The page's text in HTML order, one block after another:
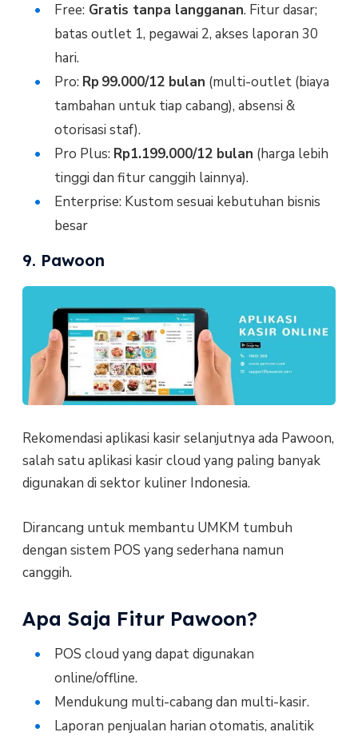
Free: Gratis tanpa langganan. Fitur dasar;
batas outlet 1, pegawai 2, akses laporan 30
hari.
Pro: Rp 99.000/12 bulan (multi-outlet (biaya
tambahan untuk tiap cabang), absensi &
otorisasi staf).
Pro Plus: Rp1.199.000/12 bulan (harga lebih
tinggi dan fitur canggih lainnya).
Enterprise: Kustom sesuai kebutuhan bisnis
besar
9. Pawoon
Rekomendasi aplikasi kasir selanjutnya ada Pawoon,
salah satu aplikasi kasir cloud yang paling banyak
digunakan di sektor kuliner Indonesia.
Dirancang untuk membantu UMKM tumbuh
dengan sistem POS yang sederhana namun
canggih.
Apa Saja Fitur Pawoon?
POS cloud yang dapat digunakan
online/offline.
Mendukung multi-cabang dan multi-kasir.
Laporan penjualan harian otomatis, analitik